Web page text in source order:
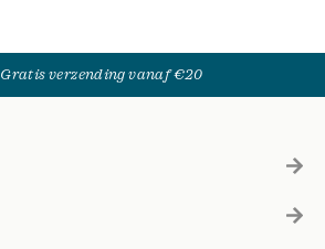
Gratis verzending vanaf €20